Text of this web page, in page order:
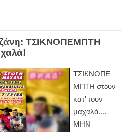
ΤΣΙΚΝΟΠΕΜΠΤΗ
ΤΣΙΚΝΟΠΕ
ΜΠΤΗ στουν
κατ' τουν
μαχαλά....
ΜΗΝ